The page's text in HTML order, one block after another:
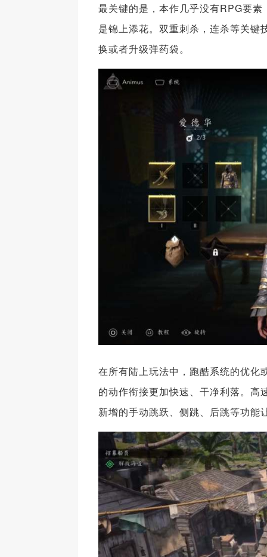
最关键的是，本作几乎没有RPG要
是锦上添花。双重刺杀，连杀等关键
换或者升级弹药袋。
在所有陆上玩法中，跑酷系统的优化
的动作衔接更加快速、干净利落。高
新增的手动跳跃、侧跳、后跳等功能